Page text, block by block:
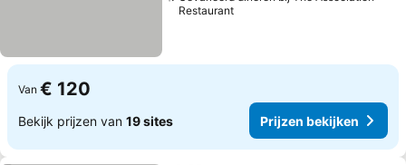
Restaurant
Van € 120
Bekijk prijzen van 19 sites Prijzen bekijken